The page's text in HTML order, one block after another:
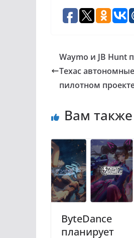
Waymo и JB Hunt
Техас
пилотном
Вам
ByteDance
планирует